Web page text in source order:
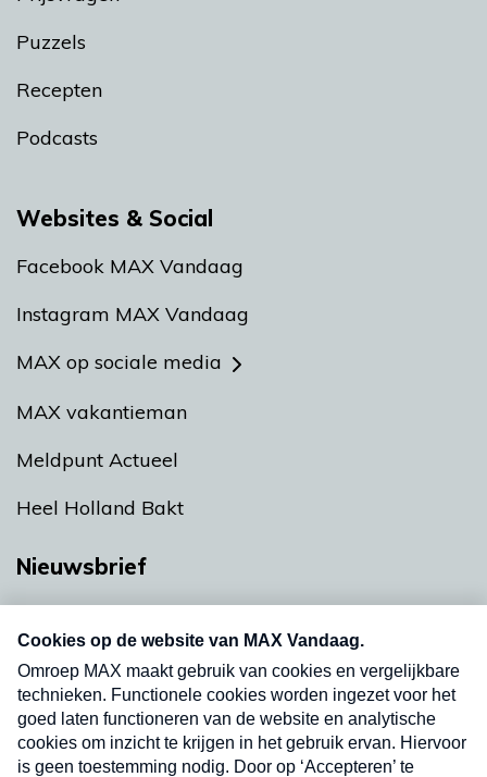
Puzzels
Recepten
Podcasts
Websites & Social
Facebook MAX Vandaag
Instagram MAX Vandaag
MAX op sociale media
MAX vakantieman
Meldpunt Actueel
Heel Holland Bakt
Nieuwsbrief
nieuwsbrief. Elke vrijdag- en dinsdagochtend in
uw mailbox.
Verzend